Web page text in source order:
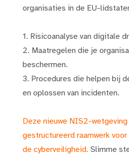
organisaties in de EU-
1. Risicoanalyse van digitale
2. Maatregelen die je
beschermen.
3. Procedures die helpen bij
en oplossen van incidenten.
Deze nieuwe NIS2-
gestructureerd raamwerk
de cyberveiligheid. Slimme